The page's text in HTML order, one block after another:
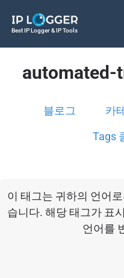
Best IP Logger & IP Tools
블로그 카
Tags